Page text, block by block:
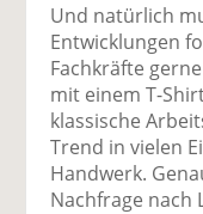
Und natürlich
Entwicklungen
Fachkräfte
mit einem T-
klassische
Trend in vielen
Handwerk.
Nachfrage nach